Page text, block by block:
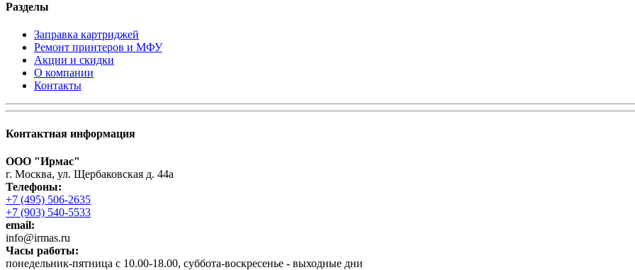
Разделы
Заправка картриджей
Ремонт принтеров и МФУ
Акции и скидки
О компании
Контакты
Контактная информация
ООО "Ирмас"
г. Москва, ул. Щербаковская д. 44а
Телефоны:
+7 (495) 506-2635
+7 (903) 540-5533
email:
infо@irmas.ru
Часы работы:
понедельник-пятница с 10.00-18.00, суббота-воскресенье - выходные дни